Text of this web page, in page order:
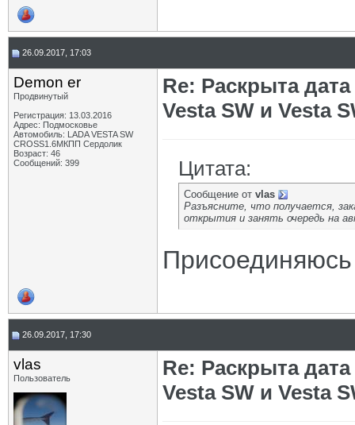
26.09.2017, 17:03
Demon er
Продвинутый
Регистрация: 13.03.2016
Адрес: Подмосковье
Автомобиль: LADA VESTA SW
CROSS1.6МКПП Сердолик
Возраст: 46
Сообщений: 399
Re: Раскрыта
Vesta SW и Vesta
Цитата:
Сообщение от vlas
Разъясните, что получается,
открытия и занять очередь на
26.09.2017, 17:30
vlas
Пользователь
Re: Раскрыта
Vesta SW и Vesta